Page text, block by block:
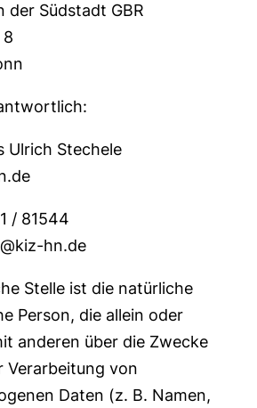
der Südstadt GBR
8
Ulrich Stechele
/ 81544
hn.de
Stelle ist die natürliche
Person, die allein oder
anderen über die Zwecke
Verarbeitung von
Daten (z. B. Namen,